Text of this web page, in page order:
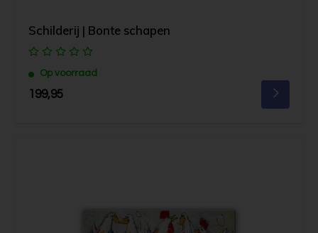
Schilderij | Bonte schapen
Op voorraad
199,95